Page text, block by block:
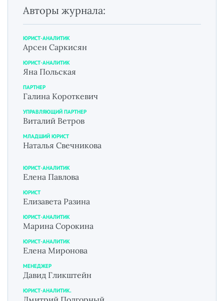
Авторы журнала:
ЮРИСТ-АНАЛИТИК
Арсен Саркисян
ЮРИСТ-АНАЛИТИК
Яна Польская
ПАРТНЕР
Галина Короткевич
УПРАВЛЯЮЩИЙ ПАРТНЕР
Виталий Ветров
МЛАДШИЙ ЮРИСТ
Наталья Свечникова
ЮРИСТ-АНАЛИТИК
Елена Павлова
ЮРИСТ
Елизавета Разина
ЮРИСТ-АНАЛИТИК
Марина Сорокина
ЮРИСТ-АНАЛИТИК
Елена Миронова
МЕНЕДЖЕР
Давид Гликштейн
ЮРИСТ-АНАЛИТИК.